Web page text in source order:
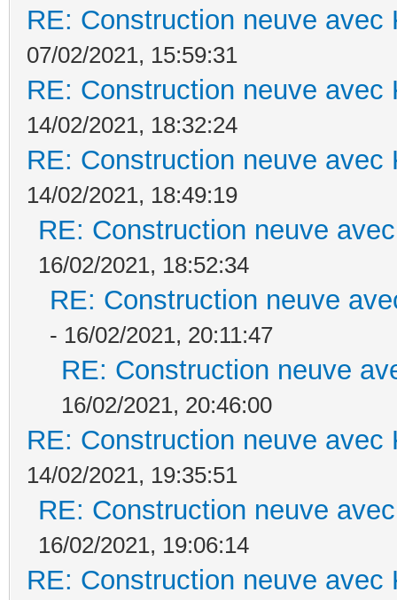
RE: Construction neuve avec
07/02/2021, 15:59:31
RE: Construction neuve avec
14/02/2021, 18:32:24
RE: Construction neuve avec
14/02/2021, 18:49:19
RE: Construction neuve
16/02/2021, 18:52:34
RE: Construction neuve
- 16/02/2021, 20:11:47
RE: Construction neuve
16/02/2021, 20:46:00
RE: Construction neuve avec
14/02/2021, 19:35:51
RE: Construction neuve
16/02/2021, 19:06:14
RE: Construction neuve avec